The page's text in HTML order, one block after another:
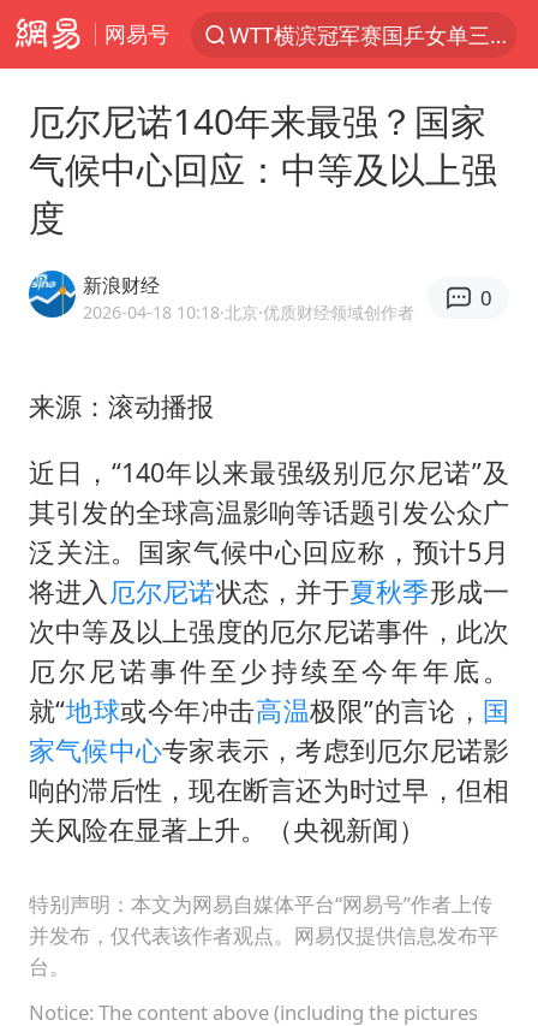
网易号
WTT横滨冠军赛国乒女单三将晋级四强
白海豚将正面袭击贯穿浙江
杭州全市有序停课
情侣在平潭拍日出时坠崖致一死一伤
检测列车撞人致11死2伤 涉事单位被罚
泰国初中生饮弹自尽前开了26枪
央视新主播李秋莹孙亚鹏亮相
夏日经济乘“热”而上 消费市场向“新”而行
36岁男演员成景区NPC后人气爆棚
宇树王兴兴被问了360多个问题
全民健身事业高质量发展
厄尔尼诺140年来最强？国家
气候中心回应：中等及以上强
度
新浪财经
2026-04-18 10:18·北京·优质财经领域创作者
0
来源：滚动播报
近日，“140年以来最强级别厄尔尼诺”及
其引发的全球高温影响等话题引发公众广
泛关注。国家气候中心回应称，预计5月
将进入 厄尔尼诺状态，并于夏秋季形成一
次中等及以上强度的厄尔尼诺事件，此次
厄尔尼诺事件至少持续至今年年底。
就“地球或今年冲击高温极限”的言论， 国
家气候中心专家表示，考虑到厄尔尼诺影
响的滞后性，现在断言还为时过早，但相
关风险在显著上升。（央视新闻）
特别声明：本文为网易自媒体平台“网易号”作者上传
并发布，仅代表该作者观点。网易仅提供信息发布平
台。
Notice: The content above (including the pictures